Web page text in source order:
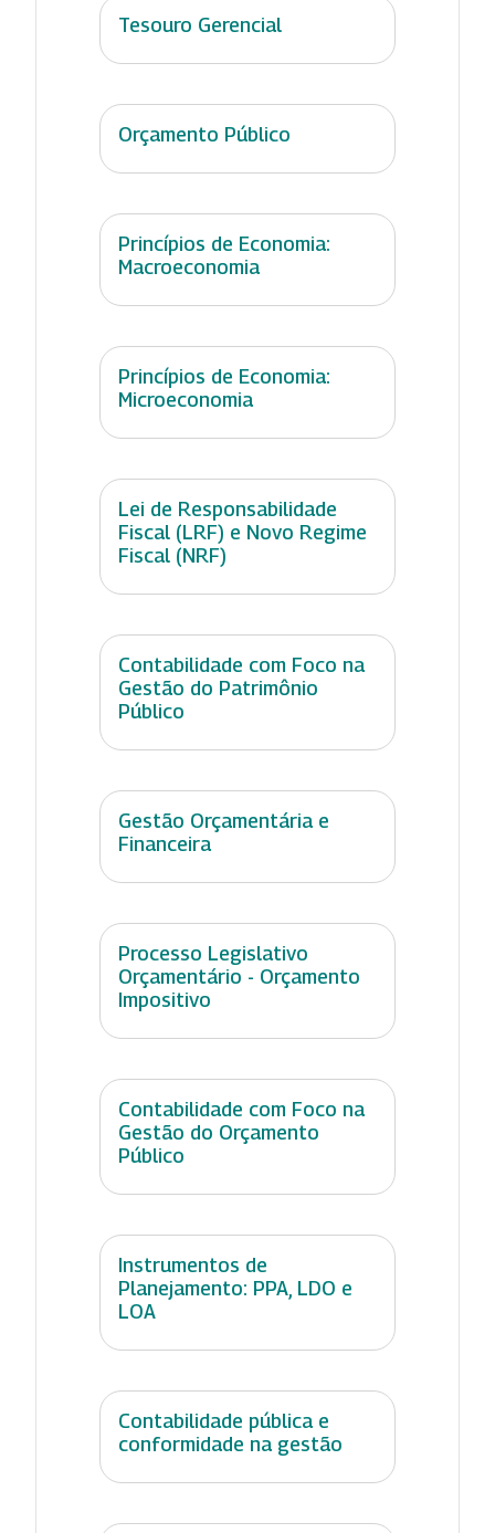
Tesouro Gerencial
Orçamento Público
Princípios de Economia:
Macroeconomia
Princípios de Economia:
Microeconomia
Lei de Responsabilidade
Fiscal (LRF) e Novo Regime
Fiscal (NRF)
Contabilidade com Foco na
Gestão do Patrimônio
Público
Gestão Orçamentária e
Financeira
Processo Legislativo
Orçamentário - Orçamento
Impositivo
Contabilidade com Foco na
Gestão do Orçamento
Público
Instrumentos de
Planejamento: PPA, LDO e
LOA
Contabilidade pública e
conformidade na gestão